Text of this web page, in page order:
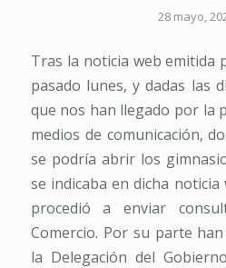
28 mayo,
Tras la noticia web emitida
pasado lunes, y dadas las
que nos han llegado por la
medios de comunicación,
se podría abrir los
se indicaba en dicha
procedió a enviar
Comercio. Por su parte
la Delegación del